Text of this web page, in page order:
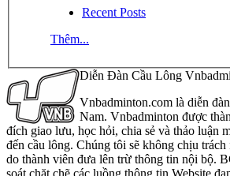
Recent Posts
Thêm...
Diễn Đàn Cầu Lông
Vnbadminton.com là diễn
Nam. Vnbadminton được
đích giao lưu, học hỏi, chia sẻ và thảo luận
đến cầu lông. Chúng tôi sẽ không chịu
do thành viên đưa lên trừ thông tin nội bộ.
soát chặt chẽ các luồng thông tin Website